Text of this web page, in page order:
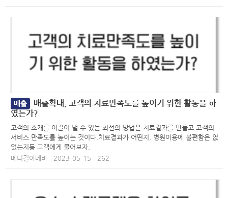
매출
매출확대, 고객의 치료만족도를 높이기 위한 활동을 하
였는가?
고객의 소개를 이끌어 낼 수 있는 최선의 방법은 치료결과를 만들고 고객의
서비스 만족도를 높이는 것이다.치료결과가 어떤지, 병원이용에 불편함은 없
었는지등 고객에게 물어보자.
메디컬아메바
2023-05-15 262